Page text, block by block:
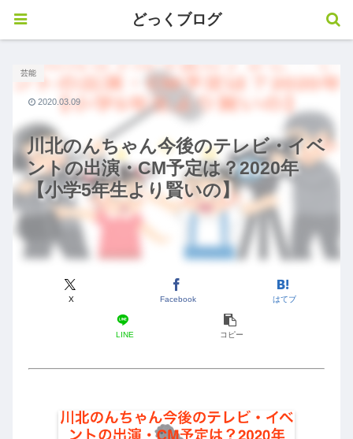
川北のんちゃん今後のテレビ・イベ
ントの出演・CM予定は？2020年
【小学5年生より賢いの】
芸能
X Facebook はてブ
LINE コピー
2020.03.09
どっくブログ